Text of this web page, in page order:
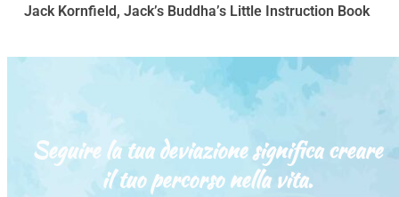
Jack Kornfield, Jack’s Buddha’s Little Instruction Book
Seguire la tua deviazione significa creare
il tuo percorso nella vita.